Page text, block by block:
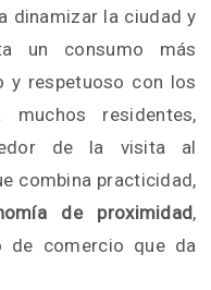
dinamizar la ciudad y
un consumo más
y respetuoso con los
residentes,
de la visita al
combina practicidad,
de proximidad,
de comercio que da